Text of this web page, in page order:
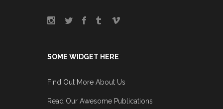
SOME WIDGET HERE
Find Out More About Us
Read Our Awesome Publications